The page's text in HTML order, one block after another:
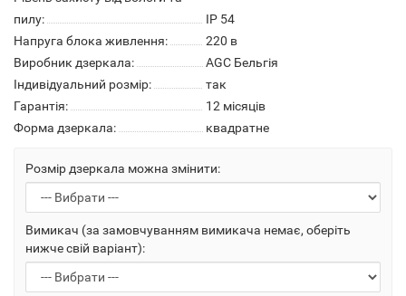
пилу:
IP 54
Напруга блока живлення:
220 в
Виробник дзеркала:
AGC Бельгія
Індивідуальний розмір:
так
Гарантія:
12 місяців
Форма дзеркала:
квадратне
Розмір дзеркала можна змінити:
Вимикач (за замовчуванням вимикача немає, оберіть
нижче свій варіант):